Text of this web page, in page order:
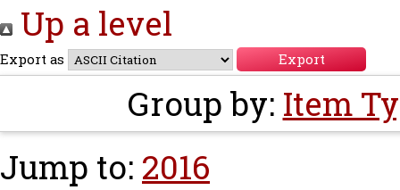
Up a level
Export as
Group by: Item
Jump to: 2016